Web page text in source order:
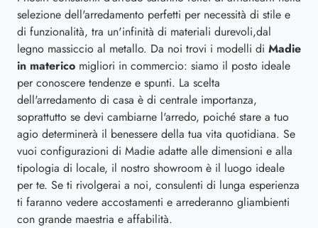
selezione dell'arredamento perfetti per necessità di stile e
di funzionalità, tra un'infinità di materiali durevoli,dal
legno massiccio al metallo. Da noi trovi i modelli di Madie
in materico migliori in commercio: siamo il posto ideale
per conoscere tendenze e spunti. La scelta
dell'arredamento di casa è di centrale importanza,
soprattutto se devi cambiarne l'arredo, poiché stare a tuo
agio determinerà il benessere della tua vita quotidiana. Se
vuoi configurazioni di Madie adatte alle dimensioni e alla
tipologia di locale, il nostro showroom è il luogo ideale
per te. Se ti rivolgerai a noi, consulenti di lunga esperienza
ti faranno vedere accostamenti e arrederanno gliambienti
con grande maestria e affabilità.